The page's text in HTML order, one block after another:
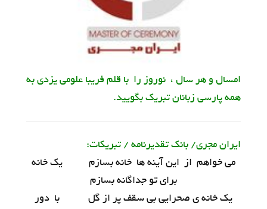
امسال و هر سال ، نوروز را با قلم فریبا علومی یزدی به
همه پارسی زبانان تبریک بگویید.
ایران مجری/ بانک تقدیرنامه / تبریکات:
می خواهم از این آینه ها خانه بسازم یک خانه
برای تو جداگانه بسازم
یک خانه ی صحرایی بی سقف پر از گل با دور